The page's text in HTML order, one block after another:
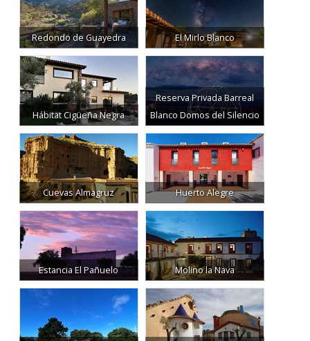
Redondo de Guayedra El Mirlo Blanco
Hábitat Cigüeña Negra
Reserva Privada Barreal
Blanco Domos del Silencio
Cuevas Almagruz Huerto Alegre
Estancia El Pañuelo Molino la Nava